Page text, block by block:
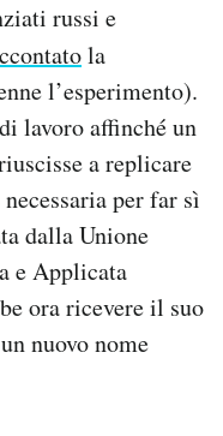
russi e
la
l’esperimento).
lavoro affinché un
a replicare
per far sì
dalla Unione
e Applicata
ora ricevere il suo
nuovo nome